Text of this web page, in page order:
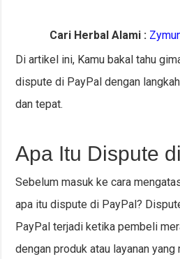
Cari Herbal Alami :
Di artikel ini, Kamu bakal tahu
dispute di PayPal dengan
dan tepat.
Apa Itu Dispute
Sebelum masuk ke cara
apa itu dispute di PayPal?
PayPal terjadi ketika pembeli
dengan produk atau layanan